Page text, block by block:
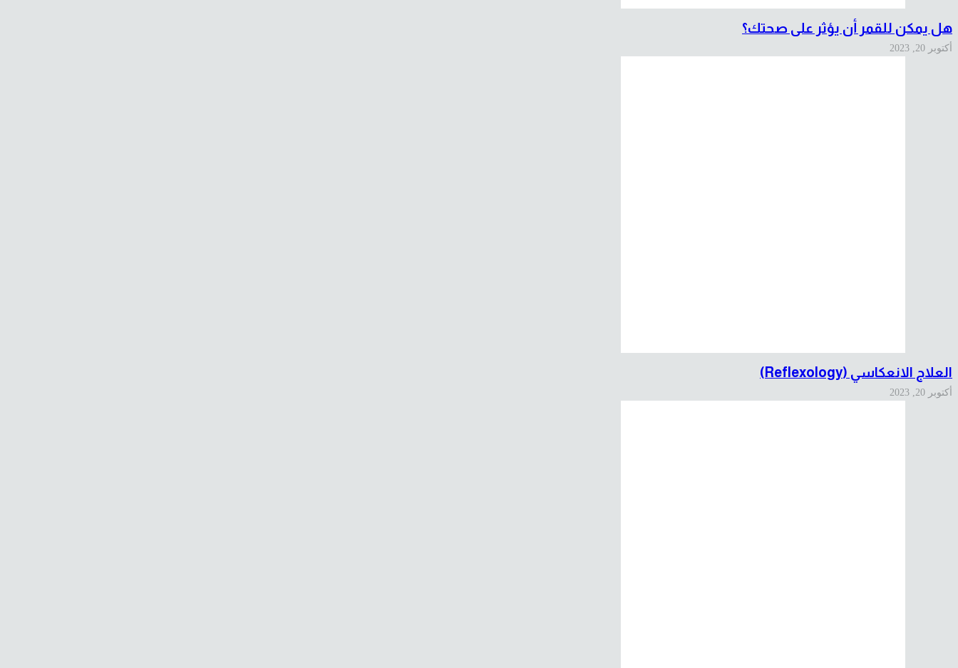
هل يمكن للقمر أن يؤثر على صحتك؟
أكتوبر 20, 2023
العلاج الانعكاسي (Reflexology)
أكتوبر 20, 2023